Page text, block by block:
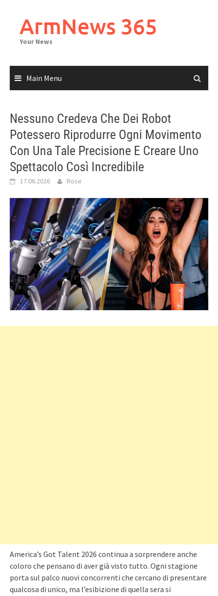
contentArmNews 365
Your News
Main Menu
Nessuno Credeva Che Dei Robot
Potessero Riprodurre Ogni Movimento
Con Una Tale Precisione E Creare Uno
Spettacolo Così Incredibile
17.06.2026 Rose
America’s Got Talent 2026 continua a sorprendere anche
coloro che pensano di aver già visto tutto. Ogni stagione
porta sul palco nuovi concorrenti che cercano di presentare
qualcosa di unico, ma l’esibizione di quella sera si